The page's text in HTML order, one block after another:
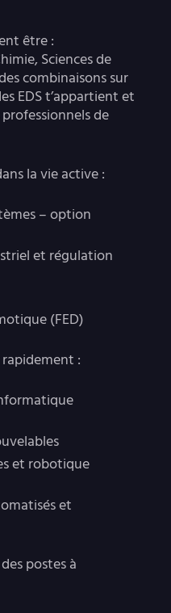
être :
Sciences de
combinaisons sur
EDS t’appartient et
de
la vie active :
– option
et régulation
(FED)
:
et robotique
et
postes à